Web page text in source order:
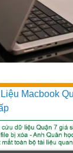
Macbook